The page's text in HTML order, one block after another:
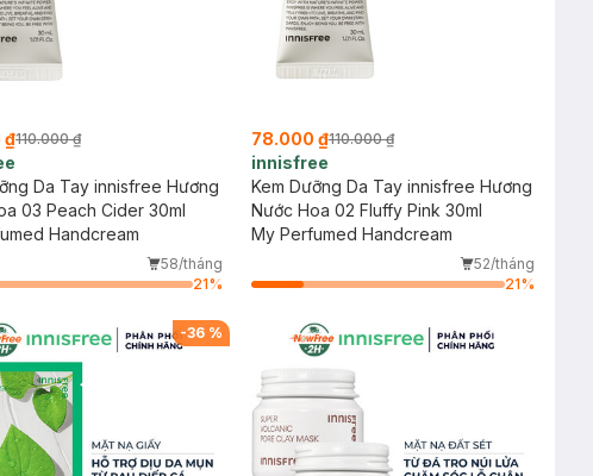
₫110.000 ₫
Da Tay innisfree Hương
03 Peach Cider 30ml
Handcream
58/tháng
21%
78.000 ₫110.000 ₫
innisfree
Kem Dưỡng Da Tay innisfree Hương
Nước Hoa 02 Fluffy Pink 30ml
My Perfumed Handcream
52/tháng
21%
-36%